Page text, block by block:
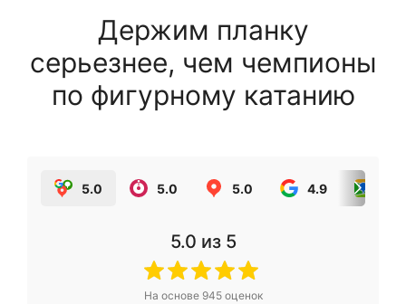
Держим планку
серьезнее, чем чемпионы
по фигурному катанию
5.0 5.0 5.0 4.9
5.0 из 5
На основе 945оценок